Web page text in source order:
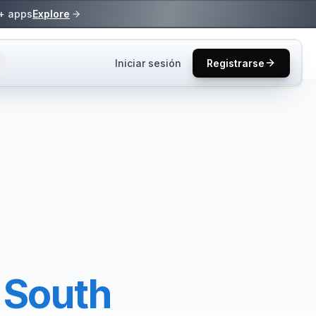
appsExplore
en los
de
Iniciar sesión Registrarse
South